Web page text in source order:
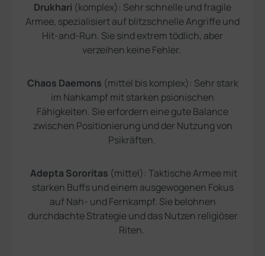
Drukhari (komplex): Sehr schnelle und fragile
Armee, spezialisiert auf blitzschnelle Angriffe und
Hit-and-Run. Sie sind extrem tödlich, aber
verzeihen keine Fehler.
Chaos Daemons (mittel bis komplex): Sehr stark
im Nahkampf mit starken psionischen
Fähigkeiten. Sie erfordern eine gute Balance
zwischen Positionierung und der Nutzung von
Psikräften.
Adepta Sororitas (mittel): Taktische Armee mit
starken Buffs und einem ausgewogenen Fokus
auf Nah- und Fernkampf. Sie belohnen
durchdachte Strategie und das Nutzen religiöser
Riten.